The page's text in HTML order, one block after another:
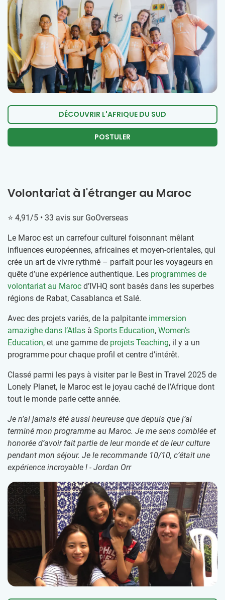
DÉCOUVRIR L'AFRIQUE DU SUD
POSTULER
Volontariat à l'étranger au Maroc
⭐ 4,91/5 • 33 avis sur GoOverseas
Le Maroc est un carrefour culturel foisonnant mêlant
influences européennes, africaines et moyen-orientales, qui
crée un art de vivre rythmé – parfait pour les voyageurs en
quête d’une expérience authentique. Les programmes de
volontariat au Maroc d’IVHQ sont basés dans les superbes
régions de Rabat, Casablanca et Salé.
Avec des projets variés, de la palpitante immersion
amazighe dans l’Atlas à Sports Education, Women’s
Education, et une gamme de projets Teaching, il y a un
programme pour chaque profil et centre d’intérêt.
Classé parmi les pays à visiter par le Best in Travel 2025 de
Lonely Planet, le Maroc est le joyau caché de l’Afrique dont
tout le monde parle cette année.
Je n’ai jamais été aussi heureuse que depuis que j’ai
terminé mon programme au Maroc. Je me sens comblée et
honorée d’avoir fait partie de leur monde et de leur culture
pendant mon séjour. Je le recommande 10/10, c’était une
expérience incroyable ! - Jordan Orr